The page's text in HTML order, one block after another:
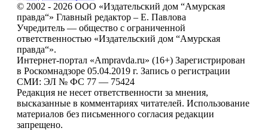
© 2002 - 2026 ООО «Издательский дом “Амурская
правда“» Главный редактор – Е. Павлова
Учредитель — общество с ограниченной
ответственностью «Издательский дом “Амурская
правда“».
Интернет-портал «Ampravda.ru» (16+) Зарегистрирован
в Роскомнадзоре 05.04.2019 г. Запись о регистрации
СМИ: ЭЛ № ФС 77 — 75424
Редакция не несет ответственности за мнения,
высказанные в комментариях читателей. Использование
материалов без письменного согласия редакции
запрещено.